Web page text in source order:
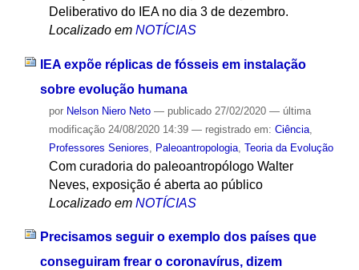
Deliberativo do IEA no dia 3 de dezembro.
Localizado em NOTÍCIAS
IEA expõe réplicas de fósseis em instalação
sobre evolução humana
por Nelson Niero Neto — publicado27/02/2020 — última
modificação24/08/2020 14:39 — registrado em: Ciência,
Professores Seniores
Paleoantropologia, Teoria da Evolução
Com curadoria do paleoantropólogo Walter
Neves, exposição é aberta ao público
Localizado em NOTÍCIAS
Precisamos seguir o exemplo dos países que
conseguiram frear o coronavírus, dizem